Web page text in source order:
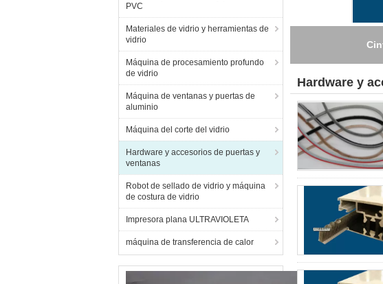
PVC
Materiales de vidrio y herramientas de
vidrio
Máquina de procesamiento profundo
de vidrio
Máquina de ventanas y puertas de
aluminio
Máquina del corte del vidrio
Hardware y accesorios de puertas y
ventanas
Robot de sellado de vidrio y máquina
de costura de vidrio
Impresora plana ULTRAVIOLETA
máquina de transferencia de calor
Hardware y